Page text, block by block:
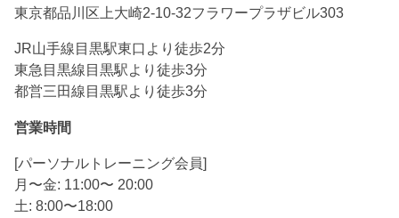
東京都品川区上大崎2-10-32フラワープラザビル303
JR山手線目黒駅東口より徒歩2分
東急目黒線目黒駅より徒歩3分
都営三田線目黒駅より徒歩3分
営業時間
[パーソナルトレーニング会員]
月〜金: 11:00〜 20:00
土: 8:00〜18:00